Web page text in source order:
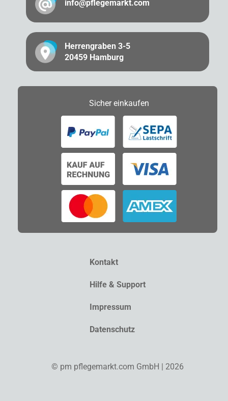
info@pflegemarkt.com
Herrengraben 3-5
20459 Hamburg
Sichereinkaufen
Kontakt
Hilfe & Support
Impressum
Datenschutz
© pm pflegemarkt.com GmbH | 2026